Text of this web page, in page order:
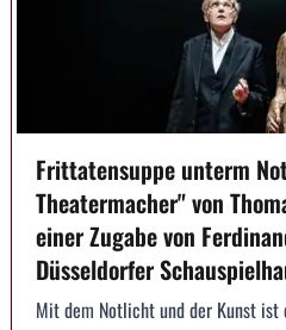
Frittatensuppe unterm
Theatermacher" von
einer Zugabe von
Düsseldorfer
Mit dem Notlicht und der Kunst ist